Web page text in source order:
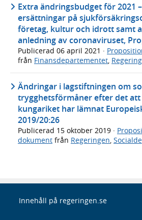
Extra ändringsbudget för 2021
ersättningar på
företag, kultur och idrott samt
anledning av coronaviruset,
Publicerad 06 april 2021 ·
från Finansdepartementet
Ändringar i lagstiftningen om
trygghetsförmåner efter det att
kungariket har lämnat
2019/20:26
Publicerad 15 oktober 2019 ·
dokument från Regeringen,
Innehåll på regeringen.se